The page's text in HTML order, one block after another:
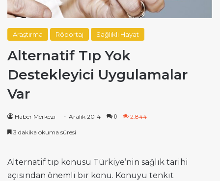
Araştırma Röportaj Sağlıklı Hayat
Alternatif Tıp Yok
Destekleyici Uygulamalar
Var
Haber Merkezi Aralık 2014 0 2.844
3 dakika okuma süresi
Alternatif tıp konusu Türkiye’nin sağlık tarihi
açısından önemli bir konu. Konuyu tenkit